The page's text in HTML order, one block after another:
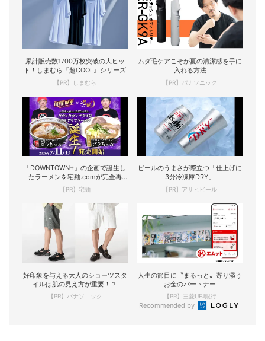
累計販売数1700万枚突破の大ヒッ
ト！しまむら『超COOL』シリーズ
【PR】しまむら
ムダ毛ケアこそが夏の清潔感を手に
入れる方法
【PR】パナソニック
「DOWNTOWN+」の企画で誕生し
たラーメンを宅麺.comが完全再
現！
【PR】宅麺
ビールのうまさが際立つ「仕上げに
3分冷凍庫DRY」
【PR】アサヒビール
好印象を与える大人のショーツスタ
イルは肌の見え方が重要！？
【PR】パナソニック
人生の節目に〝まるっと〟寄り添う
お金のパートナー
【PR】三菱UFJ銀行
Recommended by